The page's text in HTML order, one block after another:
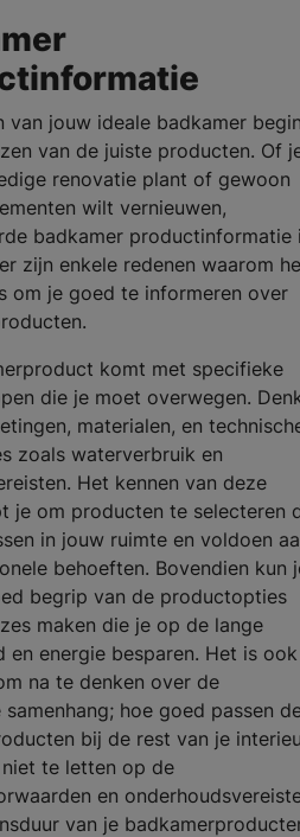
van jouw ideale badkamer
van de juiste producten. Of
renovatie plant of gewoon
wilt vernieuwen,
badkamer productinformatie
zijn enkele redenen waarom
om je goed te informeren over
komt met specifieke
die je moet overwegen.
materialen, en
zoals waterverbruik en
Het kennen van deze
je om producten te selecteren
in jouw ruimte en voldoen
behoeften. Bovendien kun
begrip van de productopties
maken die je op de lange
en energie besparen. Het is ook
na te denken over de
samenhang; hoe goed passen
bij de rest van je
te letten op de
en
van je